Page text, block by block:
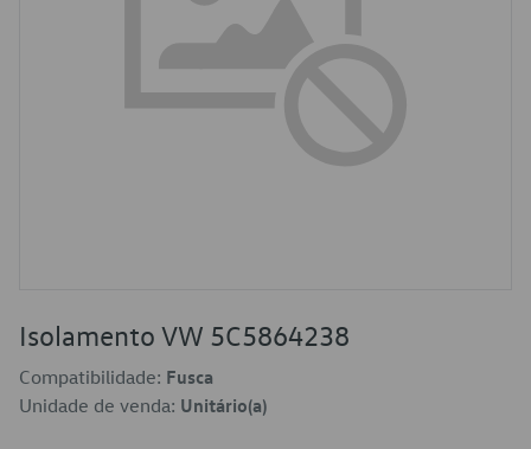
Isolamento VW 5C5864238
Compatibilidade: Fusca
Unidade de venda: Unitário(a)